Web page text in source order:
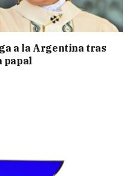
a la Argentina tras
papal